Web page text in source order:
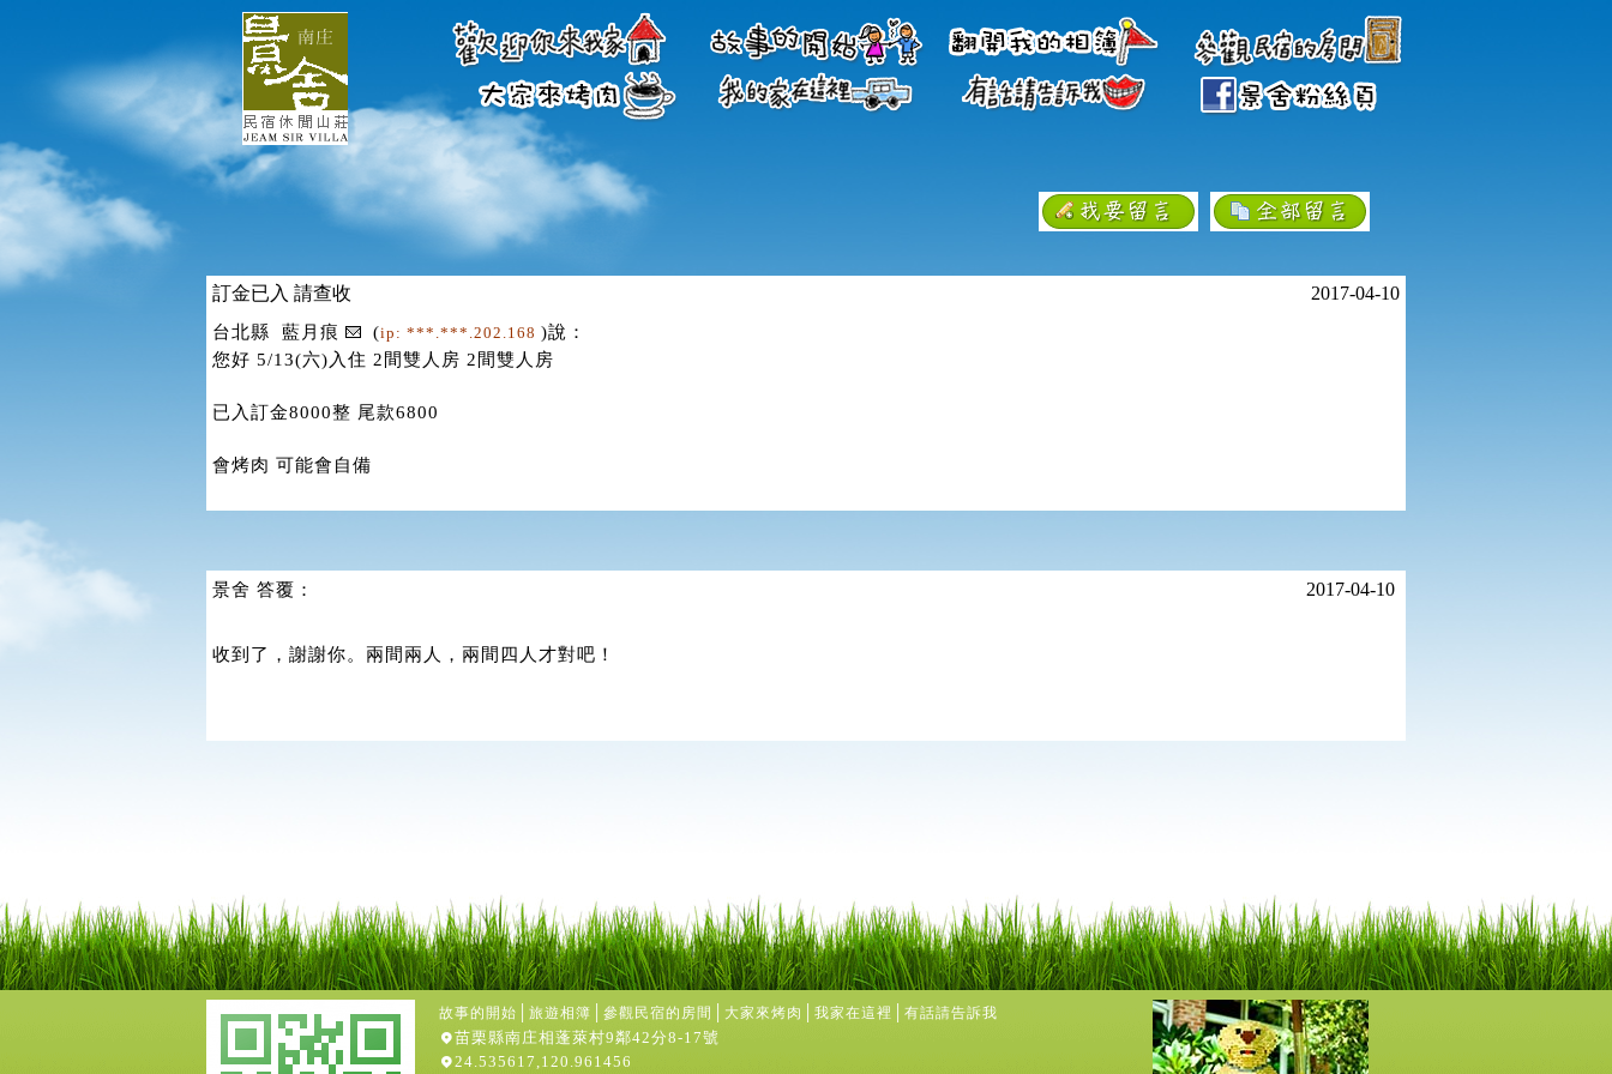
訂金已入 請查收 2017-04-10
台北縣 藍月痕 (ip: ***.***.202.168 )說：
您好 5/13(六)入住 2間雙人房 2間雙人房
已入訂金8000整 尾款6800
會烤肉 可能會自備
景舍 答覆： 2017-04-10
收到了，謝謝你。兩間兩人，兩間四人才對吧！
故事的開始 旅遊相簿 參觀民宿的房間 大家來烤肉 我家在這裡 有話請告訴我
苗栗縣南庄相蓬萊村9鄰42分8-17號
24.535617,120.961456